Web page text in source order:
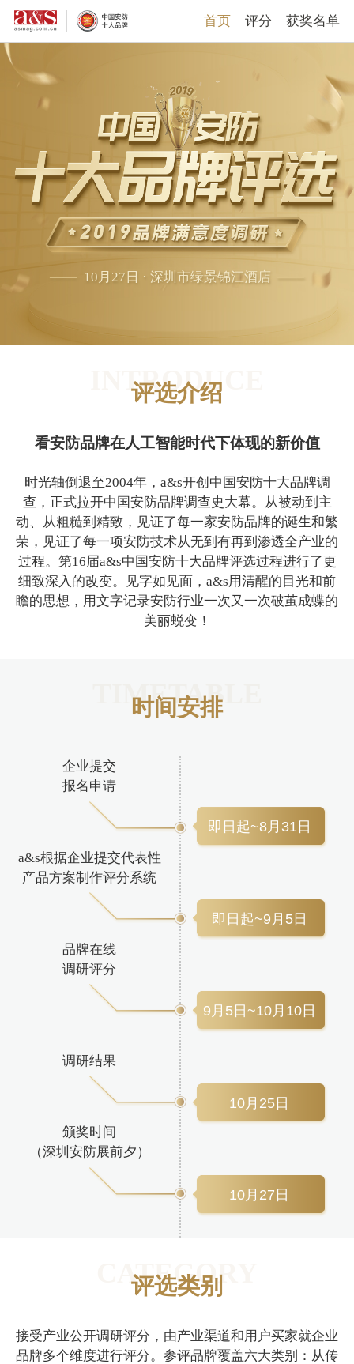
首页 评分 获奖名单
—— 10月27日 · 深圳市绿景锦江酒店
INTRODUCE
评选介绍
看安防品牌在人工智能时代下体现的新价值
时光轴倒退至2004年，a&s开创中国安防十大品牌调
查，正式拉开中国安防品牌调查史大幕。从被动到主
动、从粗糙到精致，见证了每一家安防品牌的诞生和繁
荣，见证了每一项安防技术从无到有再到渗透全产业的
过程。第16届a&s中国安防十大品牌评选过程进行了更
细致深入的改变。见字如见面，a&s用清醒的目光和前
瞻的思想，用文字记录安防行业一次又一次破茧成蝶的
美丽蜕变！
TIMETABLE
时间安排
企业提交
报名申请
a&s根据企业提交代表性
产品方案制作评分系统
品牌在线
调研评分
调研结果
颁奖时间
（深圳安防展前夕）
即日起~8月31日
即日起~9月5日
9月5日~10月10日
10月25日
10月27日
CATEGORY
评选类别
接受产业公开调研评分，由产业渠道和用户买家就企业
品牌多个维度进行评分。参评品牌覆盖六大类别：从传